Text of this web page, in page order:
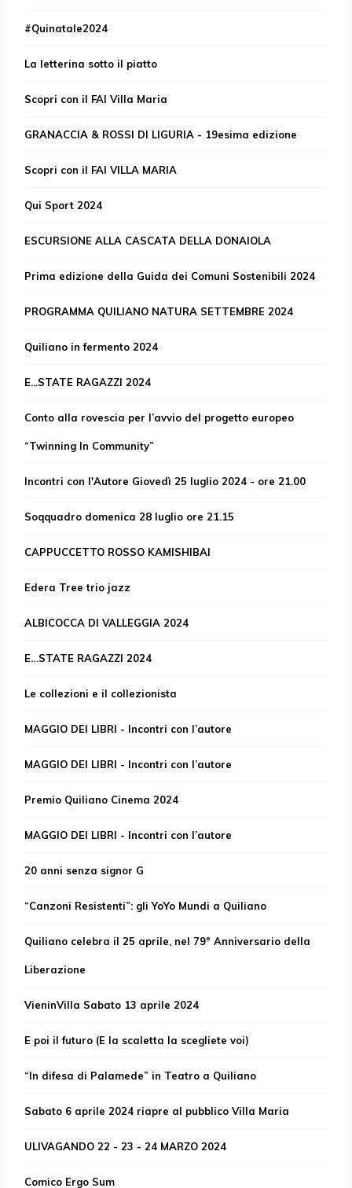
#Quinatale2024
La letterina sotto il piatto
Scopri con il FAI Villa Maria
GRANACCIA & ROSSI DI LIGURIA - 19esima edizione
Scopri con il FAI VILLA MARIA
Qui Sport 2024
ESCURSIONE ALLA CASCATA DELLA DONAIOLA
Prima edizione della Guida dei Comuni Sostenibili 2024
PROGRAMMA QUILIANO NATURA SETTEMBRE 2024
Quiliano in fermento 2024
E...STATE RAGAZZI 2024
Conto alla rovescia per l’avvio del progetto europeo
“Twinning In Community”
Incontri con l'Autore Giovedì 25 luglio 2024 - ore 21.00
Soqquadro domenica 28 luglio ore 21.15
CAPPUCCETTO ROSSO KAMISHIBAI
Edera Tree trio jazz
ALBICOCCA DI VALLEGGIA 2024
E…STATE RAGAZZI 2024
Le collezioni e il collezionista
MAGGIO DEI LIBRI - Incontri con l’autore
MAGGIO DEI LIBRI - Incontri con l’autore
Premio Quiliano Cinema 2024
MAGGIO DEI LIBRI - Incontri con l’autore
20 anni senza signor G
“Canzoni Resistenti”: gli YoYo Mundi a Quiliano
Quiliano celebra il 25 aprile, nel 79° Anniversario della
Liberazione
VieninVilla Sabato 13 aprile 2024
E poi il futuro (E la scaletta la scegliete voi)
“In difesa di Palamede” in Teatro a Quiliano
Sabato 6 aprile 2024 riapre al pubblico Villa Maria
ULIVAGANDO 22 - 23 - 24 MARZO 2024
Comico Ergo Sum